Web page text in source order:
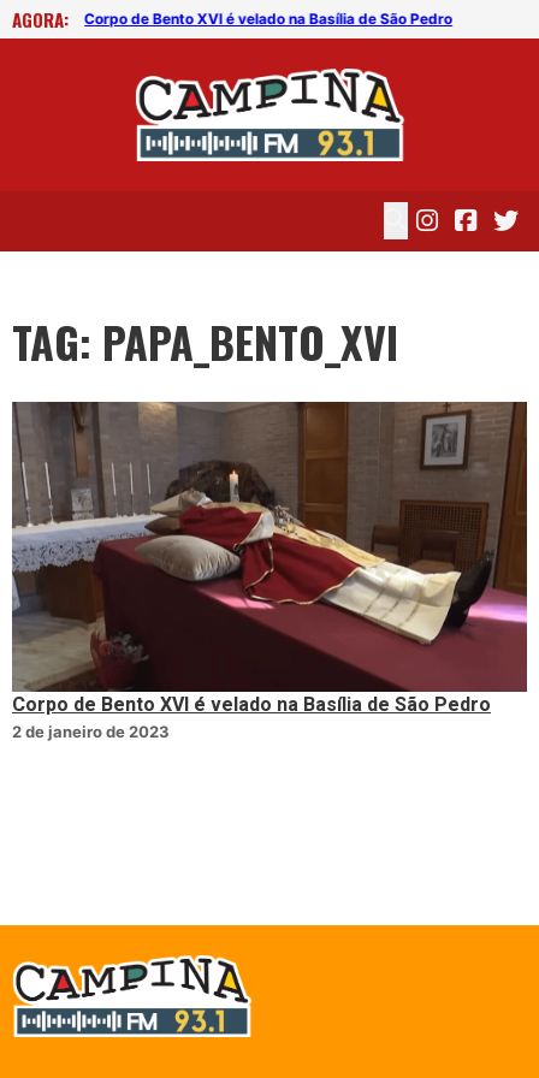
AGORA: Corpo de Bento XVI é velado na Basília de São Pedro
TAG: PAPA_BENTO_XVI
Corpo de Bento XVI é velado na Basília de São Pedro
2 de janeiro de 2023